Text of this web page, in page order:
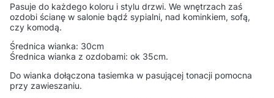
Pasuje do każdego koloru i stylu drzwi. We wnętrzach zaś
ozdobi ścianę w salonie bądź sypialni, nad kominkiem, sofą,
czy komodą.
Średnica wianka: 30cm
Średnica wianka z ozdobami: ok 35cm.
Do wianka dołączona tasiemka w pasującej tonacji pomocna
przy zawieszaniu.